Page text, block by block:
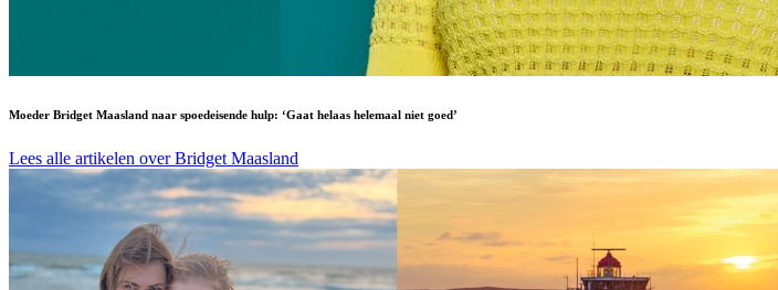
Moeder Bridget Maasland naar spoedeisende hulp: ‘Gaat helaas helemaal niet goed’
Lees alle artikelen over Bridget Maasland